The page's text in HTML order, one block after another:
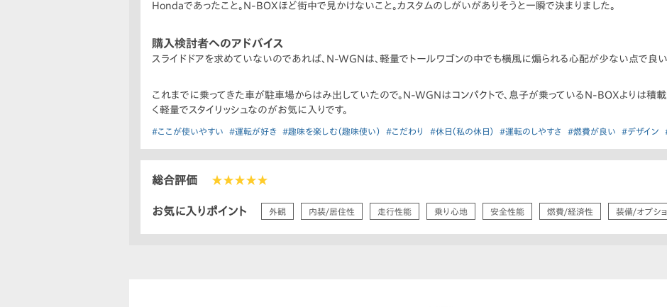
Hondaであったこと。N-BOXほど街中で見かけないこと。カスタムのしがいがありそうと一瞬で決まりました。
購入検討者へのアドバイス
スライドドアを求めていないのであれば、N-WGNは、軽量でトールワゴンの中でも横風に煽られる心配が少ない点で良い
これまでに乗ってきた車が駐車場からはみ出していたので。N-WGNはコンパクトで、息子が乗っているN-BOXよりは積
く軽量でスタイリッシュなのがお気に入りです。
#ここが使いやすい #運転が好き #趣味を楽しむ（趣味使い） #こだわり #休日（私の休日） #運転のしやすさ #燃費が良い #デザイン
総合評価 ★★★★★
お気に入りポイント 外観 内装/居住性 走行性能 乗り心地 安全性能 燃費/経済性 装備/オプシ